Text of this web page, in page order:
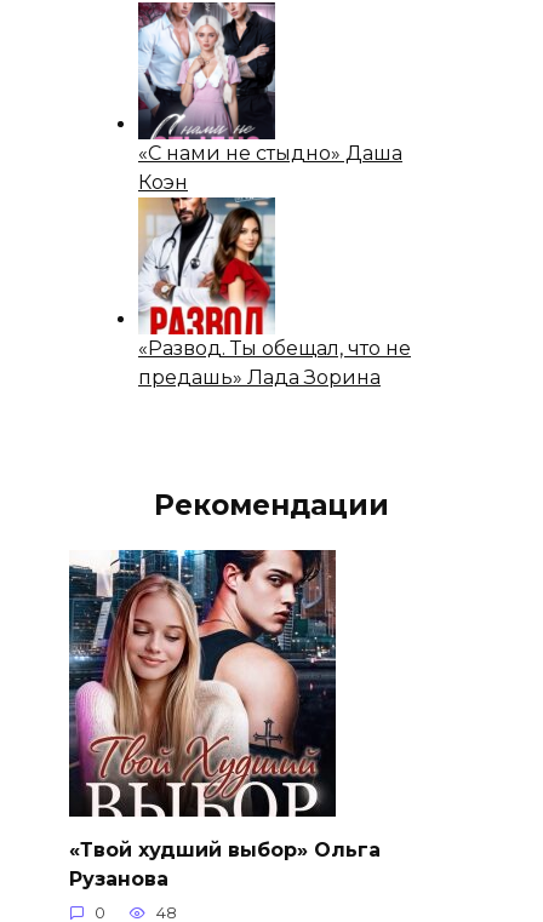
«С нами не стыдно» Даша
Коэн
«Развод. Ты обещал, что не
предашь» Лада Зорина
Рекомендации
«Твой худший выбор» Ольга
Рузанова
0 48